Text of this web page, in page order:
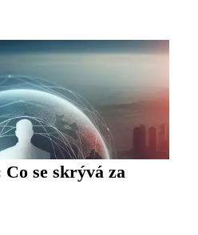
Co se skrývá za